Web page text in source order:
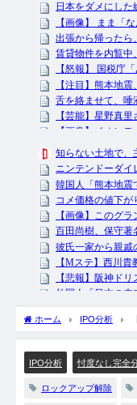
ホーム IPO分析
IPO分析 忖度なし完全
ロックアップ解除